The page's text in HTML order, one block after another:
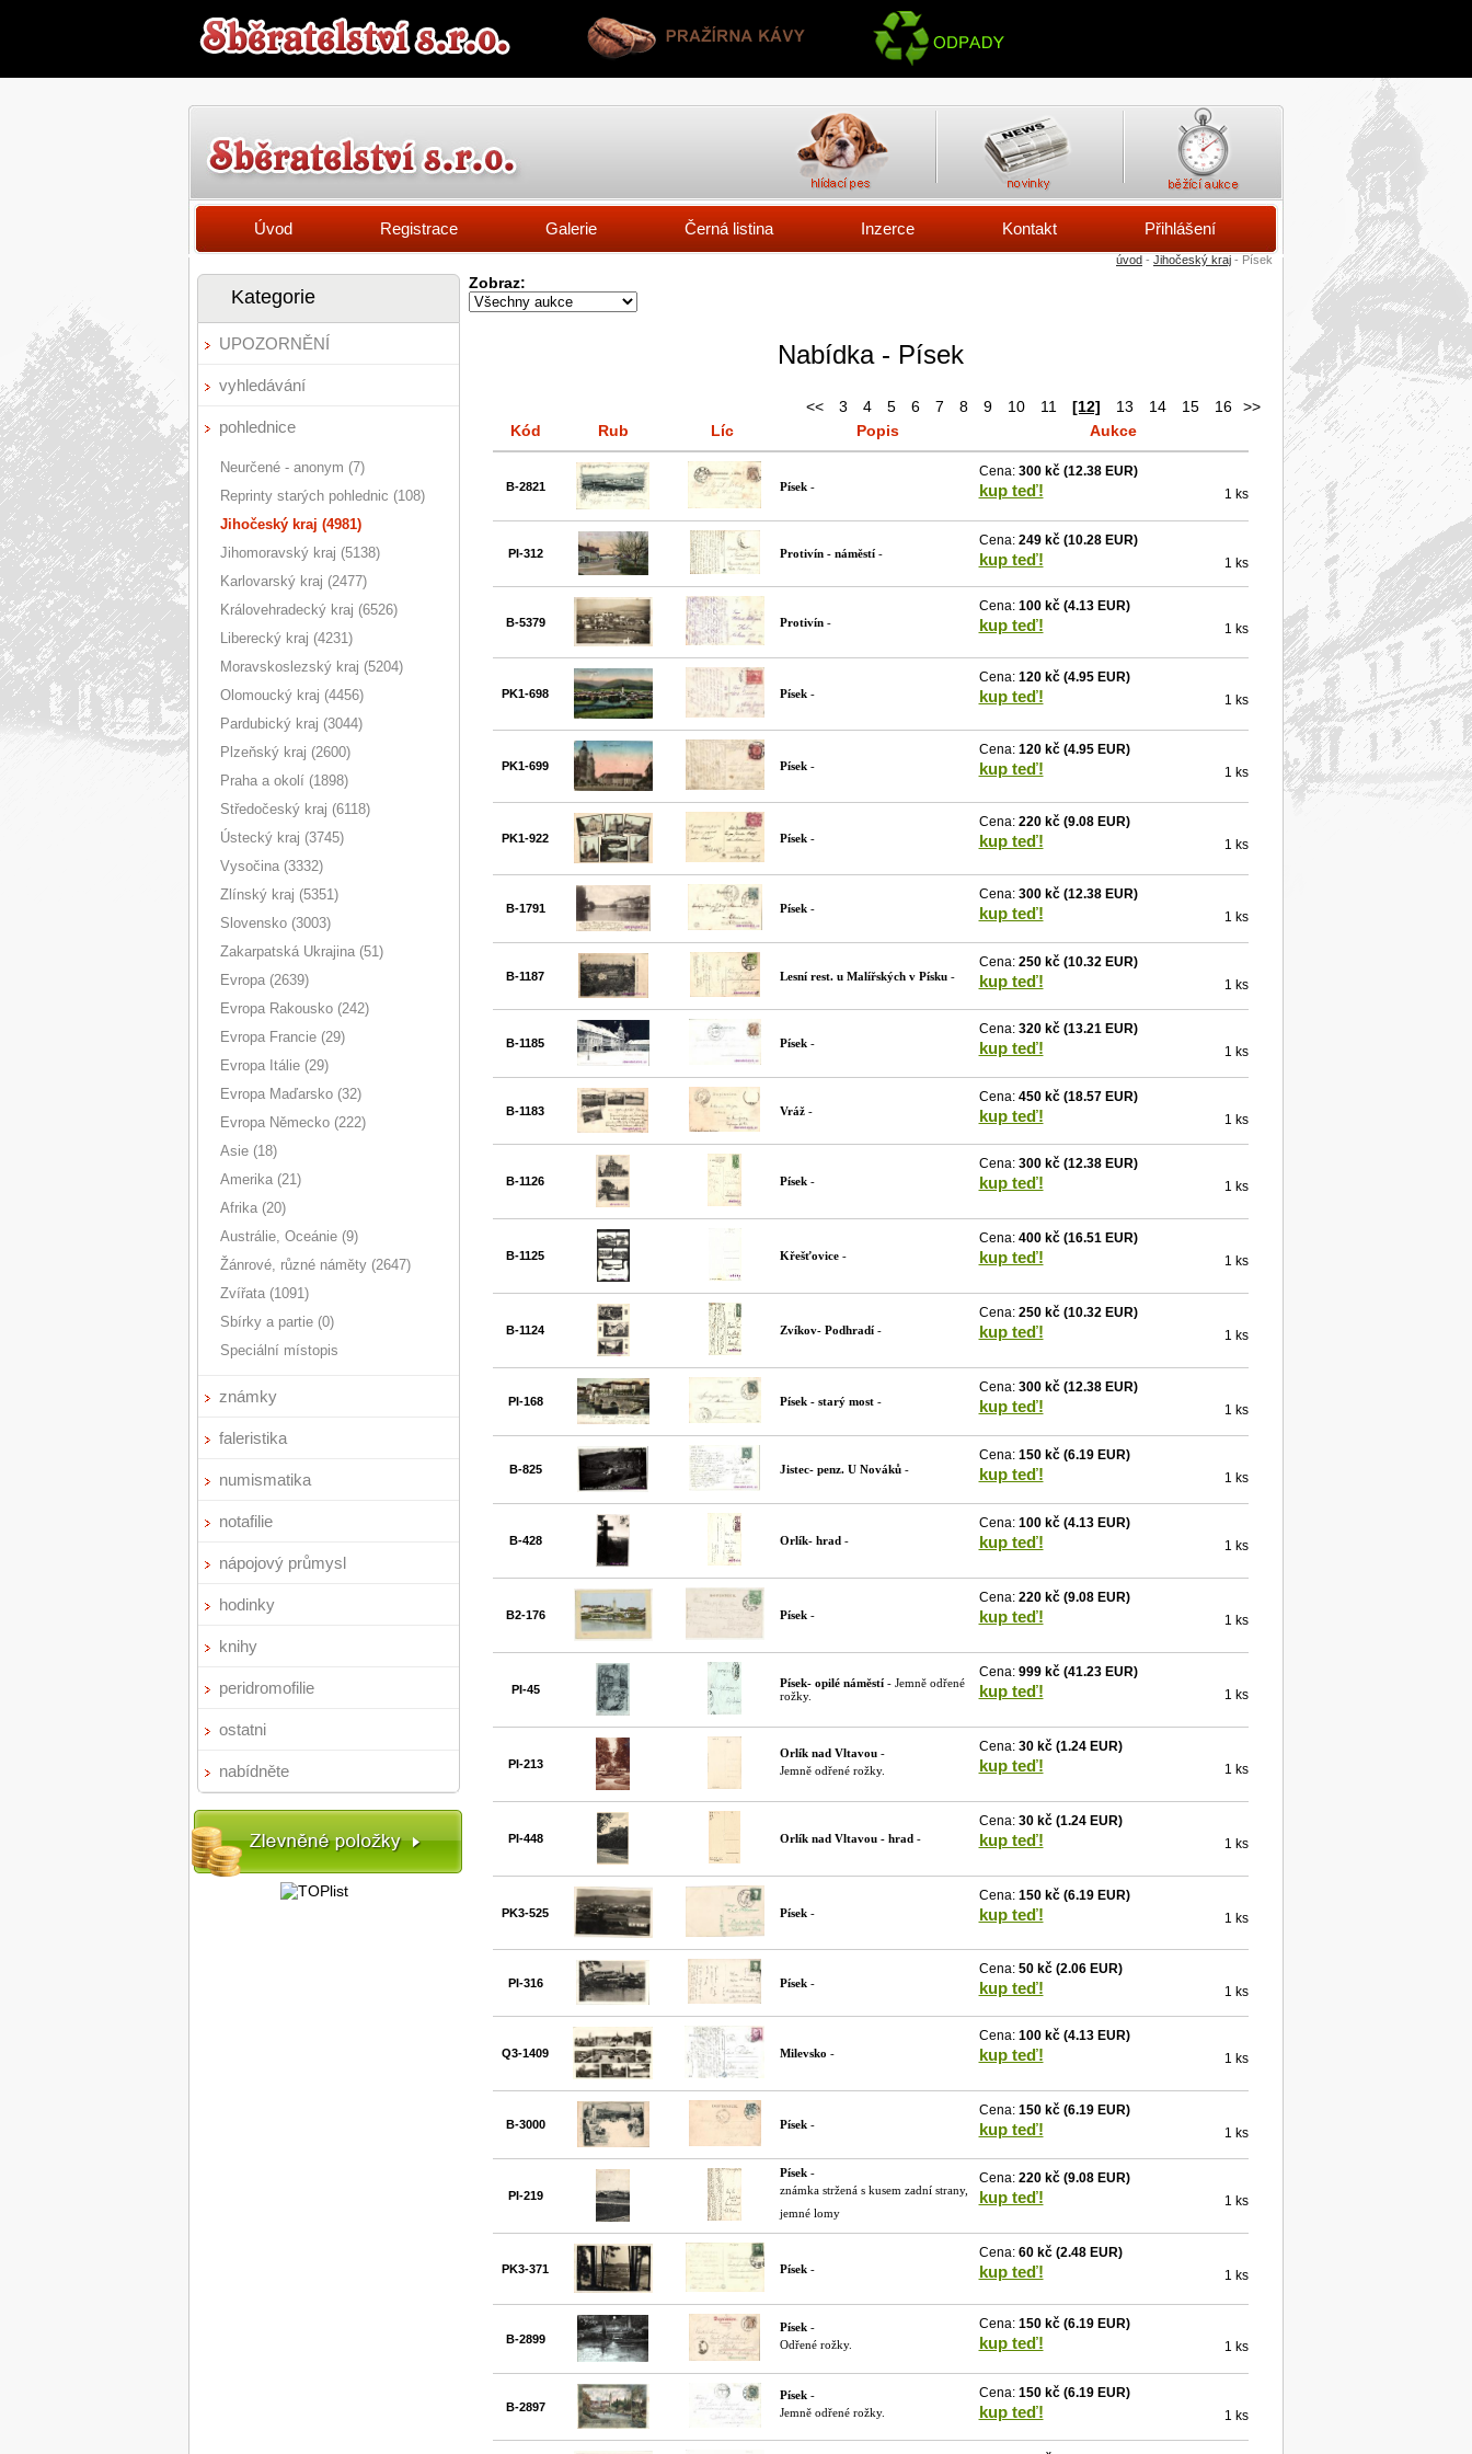
Úvod Registrace Galerie Černá listina Inzerce Kontakt Přihlášení
úvod - Jihočeský kraj - Písek
Kategorie
UPOZORNĚNÍ
vyhledávání
pohlednice
Neurčené - anonym (7)
Reprinty starých pohlednic (108)
Jihočeský kraj (4981)
Jihomoravský kraj (5138)
Karlovarský kraj (2477)
Královehradecký kraj (6526)
Liberecký kraj (4231)
Moravskoslezský kraj (5204)
Olomoucký kraj (4456)
Pardubický kraj (3044)
Plzeňský kraj (2600)
Praha a okolí (1898)
Středočeský kraj (6118)
Ústecký kraj (3745)
Vysočina (3332)
Zlínský kraj (5351)
Slovensko (3003)
Zakarpatská Ukrajina (51)
Evropa (2639)
Evropa Rakousko (242)
Evropa Francie (29)
Evropa Itálie (29)
Evropa Maďarsko (32)
Evropa Německo (222)
Asie (18)
Amerika (21)
Afrika (20)
Austrálie, Oceánie (9)
Žánrové, různé náměty (2647)
Zvířata (1091)
Sbírky a partie (0)
Speciální místopis
známky
faleristika
numismatika
notafilie
nápojový průmysl
hodinky
knihy
peridromofilie
ostatni
nabídněte
Zobraz:
Nabídka - Písek
<< 3 4 5 6 7 8 9 10 11 [12] 13 14 15 16
>>
Kód
Rub Líc Popis Aukce
B-2821 Písek-
Cena: 300 kč(12.38 EUR)
kup teď! 1 ks
PI-312 Protivín - náměstí-
Cena: 249 kč(10.28 EUR)
kup teď! 1 ks
B-5379 Protivín-
Cena: 100 kč(4.13 EUR)
kup teď! 1 ks
PK1-698 Písek-
Cena: 120 kč(4.95 EUR)
kup teď! 1 ks
PK1-699 Písek-
Cena: 120 kč(4.95 EUR)
kup teď! 1 ks
PK1-922 Písek-
Cena: 220 kč(9.08 EUR)
kup teď! 1 ks
B-1791 Písek-
Cena: 300 kč(12.38 EUR)
kup teď! 1 ks
B-1187 Lesní rest. u Malířských v Písku-
Cena: 250 kč(10.32 EUR)
kup teď! 1 ks
B-1185 Písek-
Cena: 320 kč(13.21 EUR)
kup teď! 1 ks
B-1183 Vráž-
Cena: 450 kč(18.57 EUR)
kup teď! 1 ks
B-1126 Písek-
Cena: 300 kč(12.38 EUR)
kup teď! 1 ks
B-1125 Křešťovice-
Cena: 400 kč(16.51 EUR)
kup teď! 1 ks
B-1124 Zvíkov- Podhradí-
Cena: 250 kč(10.32 EUR)
kup teď! 1 ks
PI-168 Písek - starý most -
Cena: 300 kč(12.38 EUR)
kup teď! 1 ks
B-825 Jistec- penz. U Nováků-
Cena: 150 kč(6.19 EUR)
kup teď! 1 ks
B-428 Orlík- hrad-
Cena: 100 kč(4.13 EUR)
kup teď! 1 ks
B2-176 Písek-
Cena: 220 kč(9.08 EUR)
kup teď! 1 ks
PI-45 Písek- opilé náměstí- Jemně odřené
rožky.
Cena: 999 kč(41.23 EUR)
kup teď! 1 ks
PI-213
Orlík nad Vltavou-
Jemně odřené rožky.
Cena: 30 kč(1.24 EUR)
kup teď! 1 ks
PI-448 Orlík nad Vltavou - hrad-
Cena: 30 kč(1.24 EUR)
kup teď! 1 ks
PK3-525 Písek-
Cena: 150 kč(6.19 EUR)
kup teď! 1 ks
PI-316 Písek-
Cena: 50 kč(2.06 EUR)
kup teď! 1 ks
Q3-1409 Milevsko -
Cena: 100 kč(4.13 EUR)
kup teď! 1 ks
B-3000 Písek-
Cena: 150 kč(6.19 EUR)
kup teď! 1 ks
PI-219
Písek -
známka stržená s kusem zadní strany,
jemné lomy
Cena: 220 kč(9.08 EUR)
kup teď! 1 ks
PK3-371 Písek-
Cena: 60 kč(2.48 EUR)
kup teď! 1 ks
B-2899
Písek-
Odřené rožky.
Cena: 150 kč(6.19 EUR)
kup teď! 1 ks
B-2897
Písek-
Jemně odřené rožky.
Cena: 150 kč(6.19 EUR)
kup teď! 1 ks